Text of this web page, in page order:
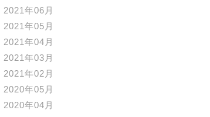
2021年06月
2021年05月
2021年04月
2021年03月
2021年02月
2020年05月
2020年04月